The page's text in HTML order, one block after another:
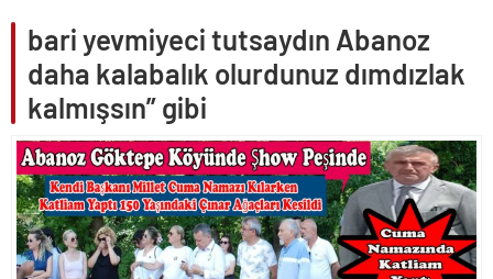
bari yevmiyeci tutsaydın Abanoz
daha kalabalık olurdunuz dımdızlak
kalmışsın” gibi